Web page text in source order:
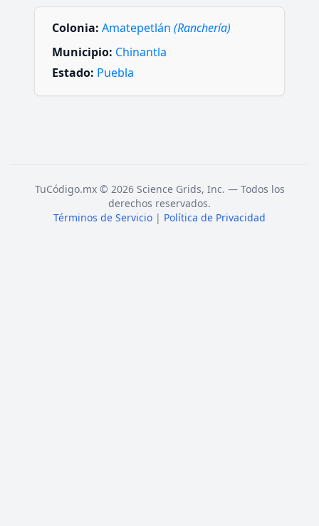
Colonia: Amatepetlán (Ranchería)
Municipio: Chinantla
Estado: Puebla
TuCódigo.mx © 2026 Science Grids, Inc. — Todos los
derechos reservados.
Términos de Servicio | Política de Privacidad